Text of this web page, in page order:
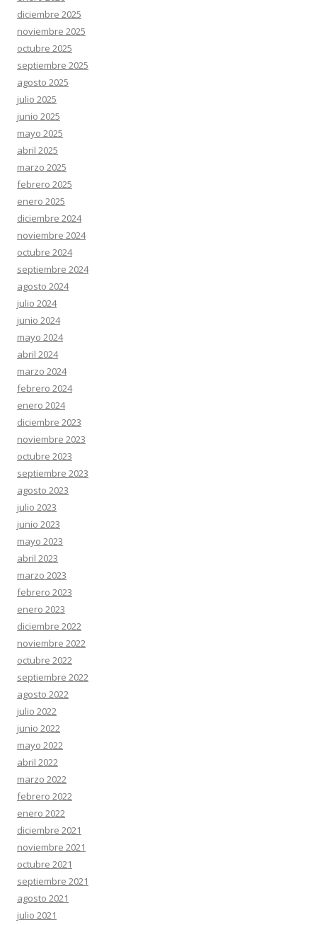
diciembre 2025
noviembre 2025
octubre 2025
septiembre 2025
agosto 2025
julio 2025
junio 2025
mayo 2025
abril 2025
marzo 2025
febrero 2025
enero 2025
diciembre 2024
noviembre 2024
octubre 2024
septiembre 2024
agosto 2024
julio 2024
junio 2024
mayo 2024
abril 2024
marzo 2024
febrero 2024
enero 2024
diciembre 2023
noviembre 2023
octubre 2023
septiembre 2023
agosto 2023
julio 2023
junio 2023
mayo 2023
abril 2023
marzo 2023
febrero 2023
enero 2023
diciembre 2022
noviembre 2022
octubre 2022
septiembre 2022
agosto 2022
julio 2022
junio 2022
mayo 2022
abril 2022
marzo 2022
febrero 2022
enero 2022
diciembre 2021
noviembre 2021
octubre 2021
septiembre 2021
agosto 2021
julio 2021